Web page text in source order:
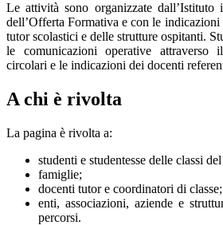
Le attività sono organizzate
dell’Offerta Formativa e con le
tutor scolastici e delle strutture ospitanti.
le comunicazioni operative attraverso
circolari e le indicazioni dei docenti
A chi è rivolta
La pagina è rivolta a:
studenti e studentesse delle classi
famiglie;
docenti tutor e coordinatori di classe;
enti, associazioni, aziende e
percorsi.